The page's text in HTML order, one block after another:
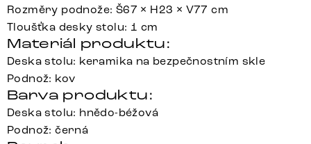
Rozměry podnože: Š67 × H23 × V77 cm
Tloušťka desky stolu: 1 cm
Materiál produktu:
Deska stolu: keramika na bezpečnostním skle
Podnož: kov
Barva produktu:
Deska stolu: hnědo-béžová
Podnož: černá